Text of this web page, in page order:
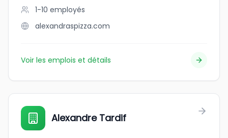
1-10 employés
alexandraspizza.com
Voir les emplois et détails
Alexandre Tardif